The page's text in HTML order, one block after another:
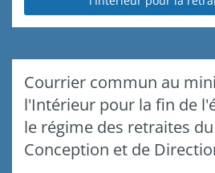
Courrier commun au
l'Intérieur pour la fin de
le régime des retraites
Conception et de